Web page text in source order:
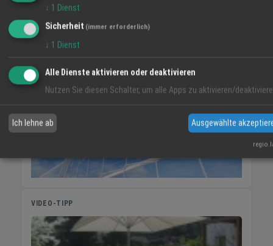
38° / 21°
VIDEO-TIPP
↓ 1 Dienst
Sicherheit (immer erforderlich)
↓ 1 Dienst
Alle Dienste aktivieren oder deaktivieren
Nutzen Sie diesen Schalter, um alle Apps zu aktivieren/
Ich lehne ab Ausgewählte